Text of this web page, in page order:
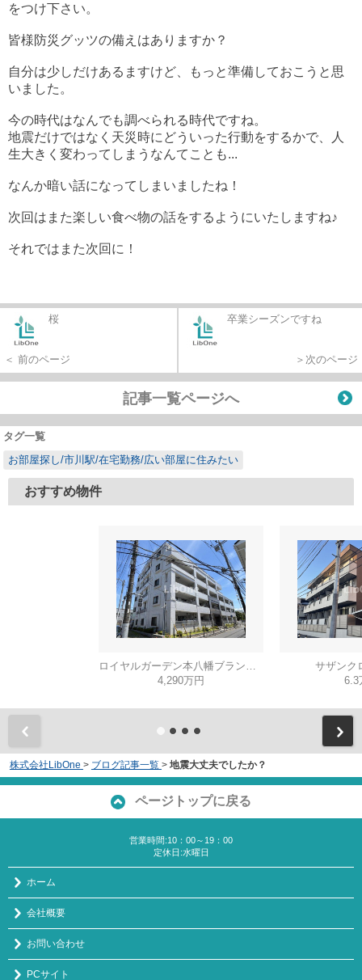
をつけ下さい。
皆様防災グッツの備えはありますか？
自分は少しだけあるますけど、もっと準備しておこうと思
いました。
今の時代はなんでも調べられる時代ですね。
地震だけではなく天災時にどういった行動をするかで、人
生大きく変わってしまうなんてことも...
なんか暗い話になってしまいましたね！
次回はまた楽しい食べ物の話をするようにいたしますね♪
それではまた次回に！
桜
＜ 前のページ
卒業シーズンですね
＞次のページ
記事一覧ページへ
タグ一覧
お部屋探し/市川駅/在宅勤務/広い部屋に住みたい
おすすめ物件
4,290万円
サザンク
6.3
株式会社LibOne > ブログ記事一覧 > 地震大丈夫でしたか？
ページトップに戻る
営業時間:10：00～19：00
定休日:水曜日
ホーム
会社概要
お問い合わせ
PCサイト